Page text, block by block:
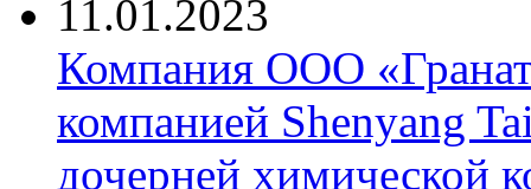
11.01.2023
Компания ООО
компанией Shenyang
дочерней химической